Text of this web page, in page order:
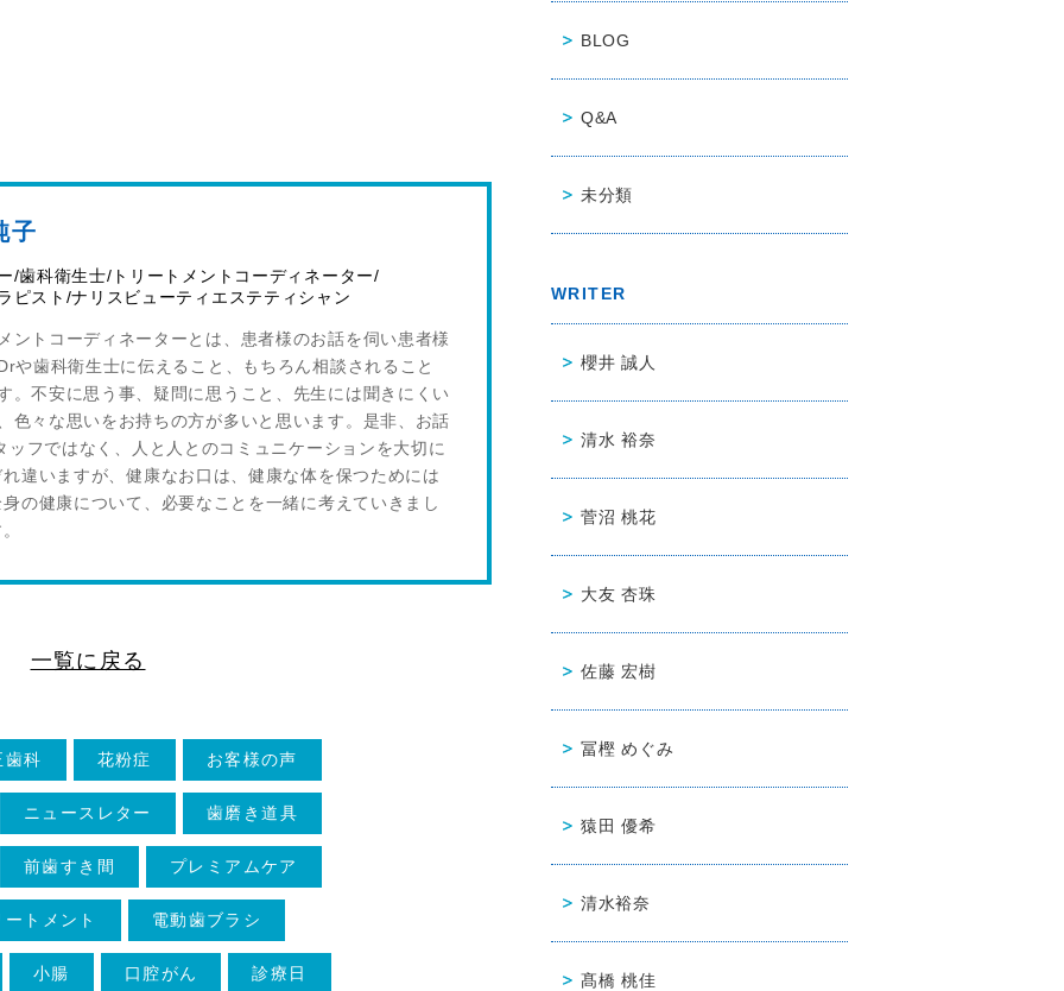
子
/歯科衛生士/トリートメントコーディネーター/
ピスト/ナリスビューティエステティシャン
ントコーディネーターとは、患者様のお話を伺い患者様
や歯科衛生士に伝えること、もちろん相談されること
。不安に思う事、疑問に思うこと、先生には聞きにくい
色々な思いをお持ちの方が多いと思います。是非、お話
フではなく、人と人とのコミュニケーションを大切に
違いますが、健康なお口は、健康な体を保つためには
の健康について、必要なことを一緒に考えていきまし
一覧に戻る
歯科 花粉症 お客様の声
ニュースレター 歯磨き道具
前歯すき間 プレミアムケア
トメント 電動歯ブラシ
小腸 口腔がん 診療日
BLOG
Q&A
未分類
WRITER
櫻井 誠人
清水 裕奈
菅沼 桃花
大友 杏珠
佐藤 宏樹
冨樫 めぐみ
猿田 優希
清水裕奈
髙橋 桃佳